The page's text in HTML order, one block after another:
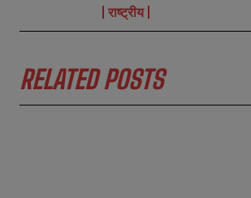
राष्ट्रीय
RELATED POSTS